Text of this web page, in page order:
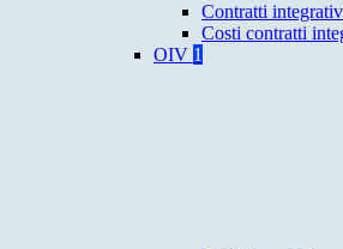
Contratti
Costi contratti
OIV 1